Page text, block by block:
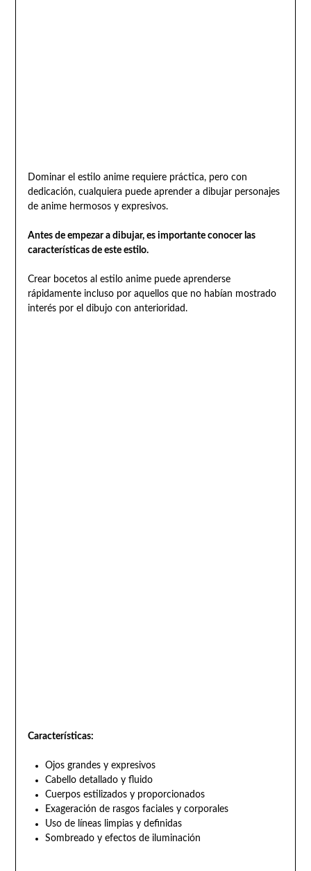
Dominar el estilo anime requiere práctica, pero con
dedicación, cualquiera puede aprender a dibujar personajes
de anime hermosos y expresivos.
Antes de empezar a dibujar, es importante conocer las
características de este estilo.
Crear bocetos al estilo anime puede aprenderse
rápidamente incluso por aquellos que no habían mostrado
interés por el dibujo con anterioridad.
Características:
Ojos grandes y expresivos
Cabello detallado y fluido
Cuerpos estilizados y proporcionados
Exageración de rasgos faciales y corporales
Uso de líneas limpias y definidas
Sombreado y efectos de iluminación